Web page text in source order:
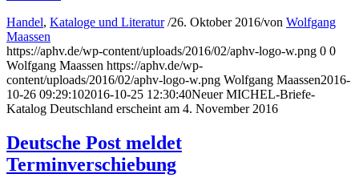
Handel, Kataloge und Literatur /26. Oktober 2016/von Wolfgang
Maassen
https://aphv.de/wp-content/uploads/2016/02/aphv-logo-w.png 0 0
Wolfgang Maassen https://aphv.de/wp-
content/uploads/2016/02/aphv-logo-w.png Wolfgang Maassen2016-
10-26 09:29:102016-10-25 12:30:40Neuer MICHEL-Briefe-
Katalog Deutschland erscheint am 4. November 2016
Deutsche Post meldet
Terminverschiebung